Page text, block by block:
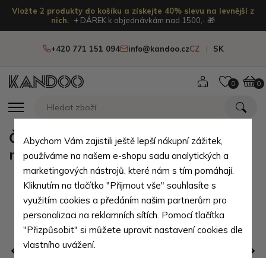
Vložte 2 produkty do košíku a získejte 40% slevu na levnější z
nich.
+ DÁREK k objednávkám nad 1500,- 🎁
+420 771 151 094 info@kandoo.czCZ SK
0 0
Černý dámský náramek z
minerálních kuliček Lava
Abychom Vám zajistili ještě lepší nákupní zážitek,
používáme na našem e-shopu sadu analytických a
marketingových nástrojů, které nám s tím pomáhají.
Kliknutím na tlačítko "Přijmout vše" souhlasíte s
využitím cookies a předáním našim partnerům pro
personalizaci na reklamních sítích. Pomocí tlačítka
"Přizpůsobit" si můžete upravit nastavení cookies dle
vlastního uvážení.